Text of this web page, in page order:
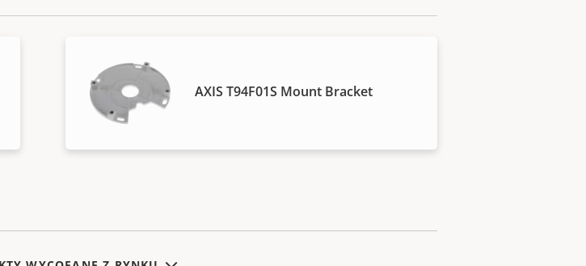
AXIS T94F01S Mount Bracket